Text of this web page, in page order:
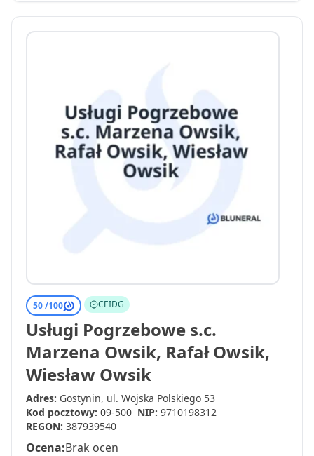
50 /100 CEIDG
Usługi Pogrzebowe s.c.
Marzena Owsik, Rafał Owsik,
Wiesław Owsik
Adres: Gostynin, ul. Wojska Polskiego 53
Kod pocztowy: 09-500 NIP: 9710198312
REGON: 387939540
Ocena:Brak ocen